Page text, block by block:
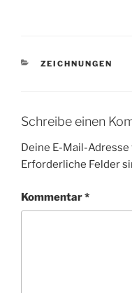
KATEGORIEN
ZEICHNUNGEN
Schreibe einen
Deine E-Mail-
Erforderliche Felder
Kommentar*